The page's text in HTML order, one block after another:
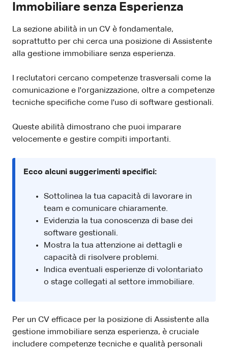
Immobiliare senza Esperienza
La sezione abilità in un CV è fondamentale,
soprattutto per chi cerca una posizione di Assistente
alla gestione immobiliare senza esperienza.
I reclutatori cercano competenze trasversali come la
comunicazione e l'organizzazione, oltre a competenze
tecniche specifiche come l'uso di software gestionali.
Queste abilità dimostrano che puoi imparare
velocemente e gestire compiti importanti.
Ecco alcuni suggerimenti specifici:
Sottolinea la tua capacità di lavorare in
team e comunicare chiaramente.
Evidenzia la tua conoscenza di base dei
software gestionali.
Mostra la tua attenzione ai dettagli e
capacità di risolvere problemi.
Indica eventuali esperienze di volontariato
o stage collegati al settore immobiliare.
Per un CV efficace per la posizione di Assistente alla
gestione immobiliare senza esperienza, è cruciale
includere competenze tecniche e qualità personali